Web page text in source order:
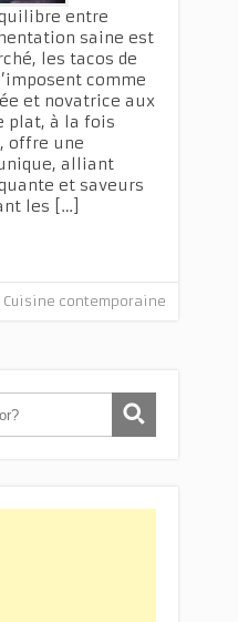
entre
saine est
les tacos de
comme
et novatrice aux
plat, à la fois
offre une
alliant
et saveurs
les […]
Cuisine contemporaine